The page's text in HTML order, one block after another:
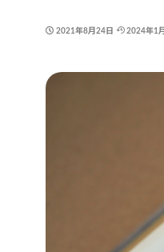
2021年8月24日 2024年1